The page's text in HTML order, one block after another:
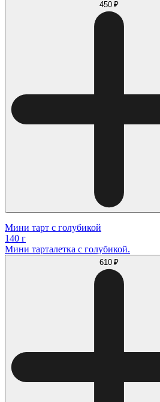
450 ₽
Мини тарт с голубикой
140 г
Мини тарталетка с голубикой.
610 ₽